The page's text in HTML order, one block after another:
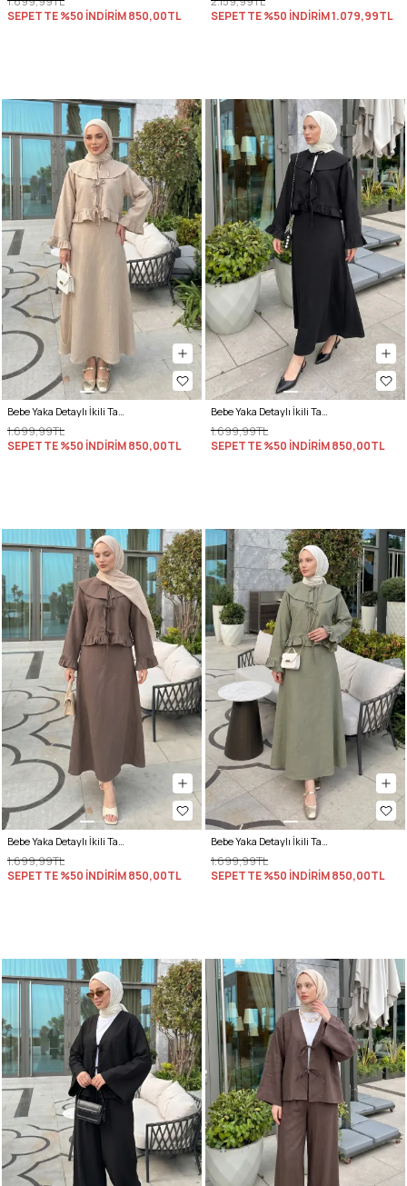
SEPETTE %50 İNDİRİM850,00TL
SEPETTE %50 İNDİRİM1.079,99TL
1.699,99TL
SEPETTE %50 İNDİRİM850,00TL
1.699,99TL
SEPETTE %50 İNDİRİM850,00TL
Bebe Yaka Detaylı İkili Takım Y0141 - VİZON
1.699,99TL
SEPETTE %50 İNDİRİM850,00TL
Bebe Yaka Detaylı İkili Takım Y0141 - HAKİ
1.699,99TL
SEPETTE %50 İNDİRİM850,00TL